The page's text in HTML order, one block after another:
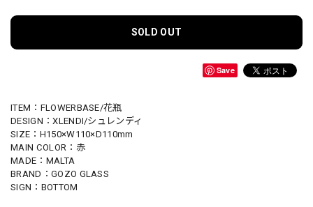
SOLD OUT
Save
ITEM：FLOWERBASE/花瓶
DESIGN：XLENDI/シュレンディ
SIZE：H150×W110×D110mm
MAIN COLOR：赤
MADE：MALTA
BRAND：GOZO GLASS
SIGN：BOTTOM